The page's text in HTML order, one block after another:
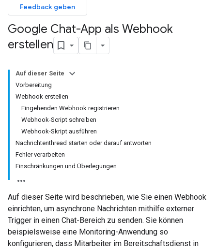
Feedback geben
Google Chat-App als Webhook
erstellen
Auf dieser Seite
Vorbereitung
Webhook erstellen
Eingehenden Webhook registrieren
Webhook-Script schreiben
Webhook-Skript ausführen
Nachrichtenthread starten oder darauf antworten
Fehler verarbeiten
Einschränkungen und Überlegungen
Auf dieser Seite wird beschrieben, wie Sie einen Webhook
einrichten, um asynchrone Nachrichten mithilfe externer
Trigger in einen Chat-Bereich zu senden. Sie können
beispielsweise eine Monitoring-Anwendung so
konfigurieren, dass Mitarbeiter im Bereitschaftsdienst in